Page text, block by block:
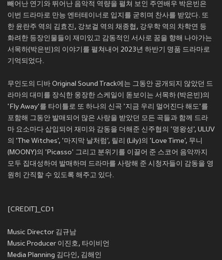
빼어난 연기와 뛰어난 음악적 역량을 펼쳐 보인 주연배우 박은빈은
이번 드라마로 만능 엔터테이너로 입지를 굳히며 찬사를 받았다. 또
한 윤란주 역의 김효진, 강보걸 역의 채종협, 강우학 역의 차학연 등
화려한 등장인물들이 재미있고 감동적인 서사로 꿈을 향해 나아가는
서목하(박은빈)의 이야기를 펼쳐내어 2023년 하반기 명품 드라마로
기억되었다.
무인도의 디바 Original Sound Track에는 그동안 공개되지 않았던 드
라마의 대미를 장식한 웅장한 스케일이 돋보이는 서목하 (박은빈)의
'Fly Away'를 타이틀로 또 하나의 신곡 '지금 우리 멀어진다 해도'를
포함해 그동안 발매되어 많은 사랑을 받았던 모든 곡들과 함께 드라
마 요소마다 삽입되어 재미와 감동을 더해준 신주협의 '명왕성', ULUV
의 'The Witches', '마지막 날처럼', 릴리 (Lily)의 'Love Time', 무니
(MOONY)의 'Picasso' 그리고 분위기를 이끌어 준 스코어 음악까지
모두 집대성하여 발매하며 드라마를 사랑해 준 시청자들이 감동을 영
원히 간직할 수 있도록 해주고 있다.
[CREDIT]_CD1
Music Director 김규남
Music Producer 이진호, 타이비언
Media Planning 김다인, 김해인